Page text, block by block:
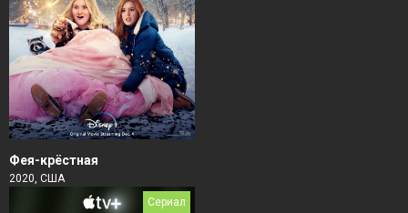
Фея-крёстная
2020, США
Сериал